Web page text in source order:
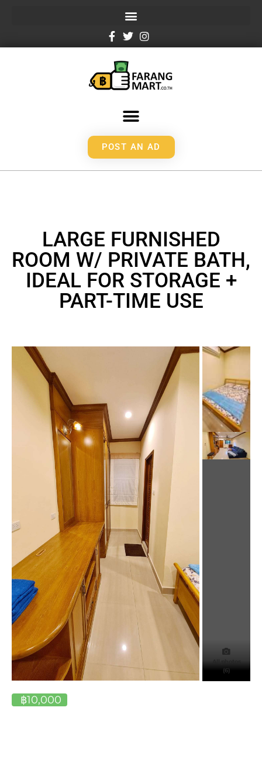
POST AN AD
LARGE FURNISHED
ROOM W/ PRIVATE BATH,
IDEAL FOR STORAGE +
PART-TIME USE
(6)
฿10,000